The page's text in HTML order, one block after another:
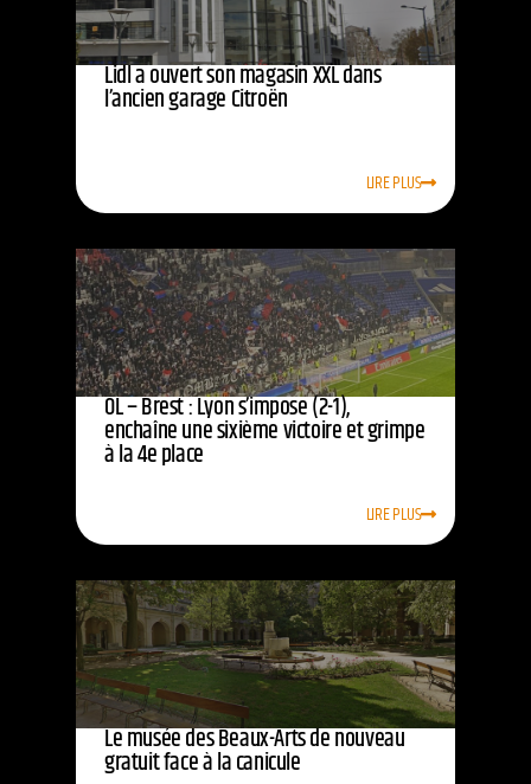
Lidl a ouvert son magasin XXL dans
l’ancien garage Citroën
LIRE PLUS
OL – Brest : Lyon s’impose (2-1),
enchaîne une sixième victoire et grimpe
à la 4e place
LIRE PLUS
Le musée des Beaux-Arts de nouveau
gratuit face à la canicule